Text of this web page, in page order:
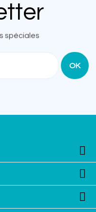
spéciales


